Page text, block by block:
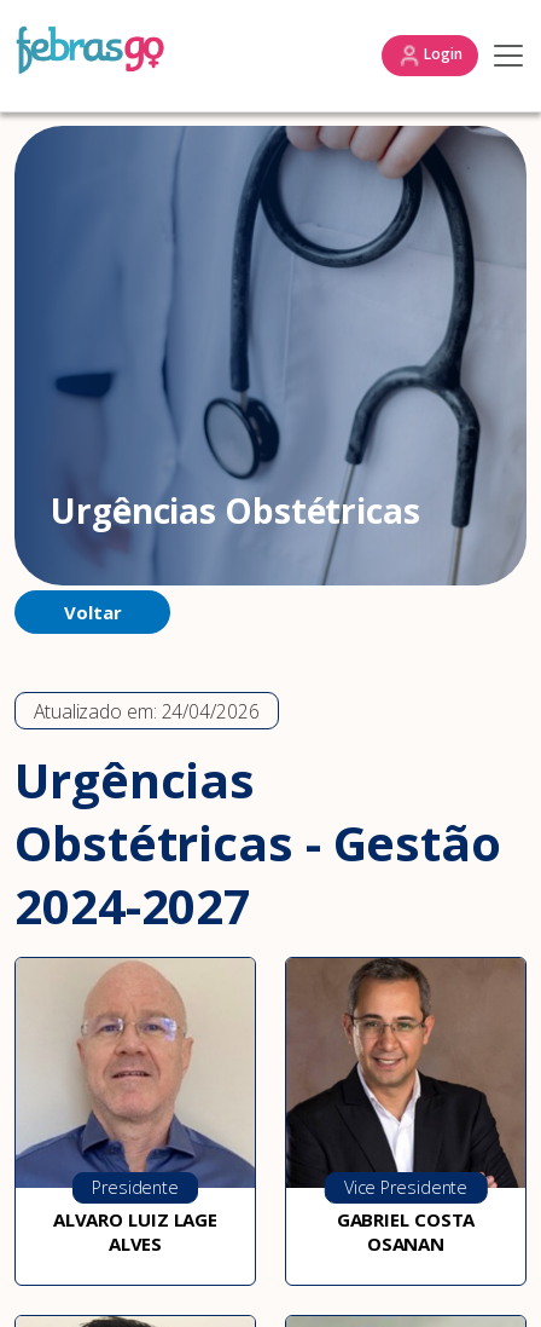
Login
Urgências Obstétricas
Voltar
Atualizado em: 24/04/2026
Urgências
Obstétricas - Gestão
2024-2027
Presidente
ALVARO LUIZ LAGE
ALVES
Vice Presidente
GABRIEL COSTA
OSANAN